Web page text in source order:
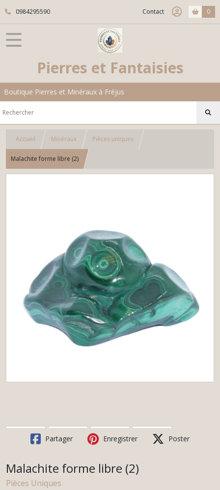
0984295590 Contact 0
Pierres et Fantaisies
Boutique Pierres et Minéraux à Fréjus
Accueil Minéraux Pièces uniques
Malachite forme libre (2)
Partager Enregistrer Poster
Malachite forme libre (2)
Pièces Uniques